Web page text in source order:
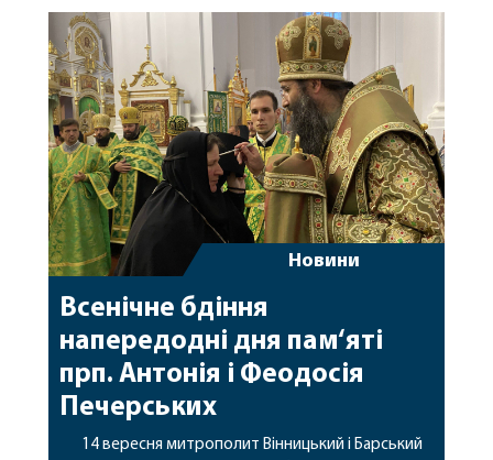
Високопреосвященству співслужили митрополит
Вінницький і Барський Варсонофій, архієпископ
Городницький Олександр, архієпископ Бучанський
Пантелеімон, архієпископ Черкаський і Канівський
Феодосій та духовенство […]
Новини
Всенічне бдіння
напередодні дня пам‘яті
прп. Антонія і Феодосія
Печерських
14 вересня митрополит Вінницький і Барський